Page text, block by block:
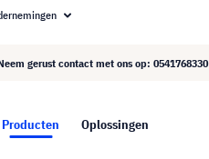
gerust contact met ons op: 0541768330
Producten Oplossingen